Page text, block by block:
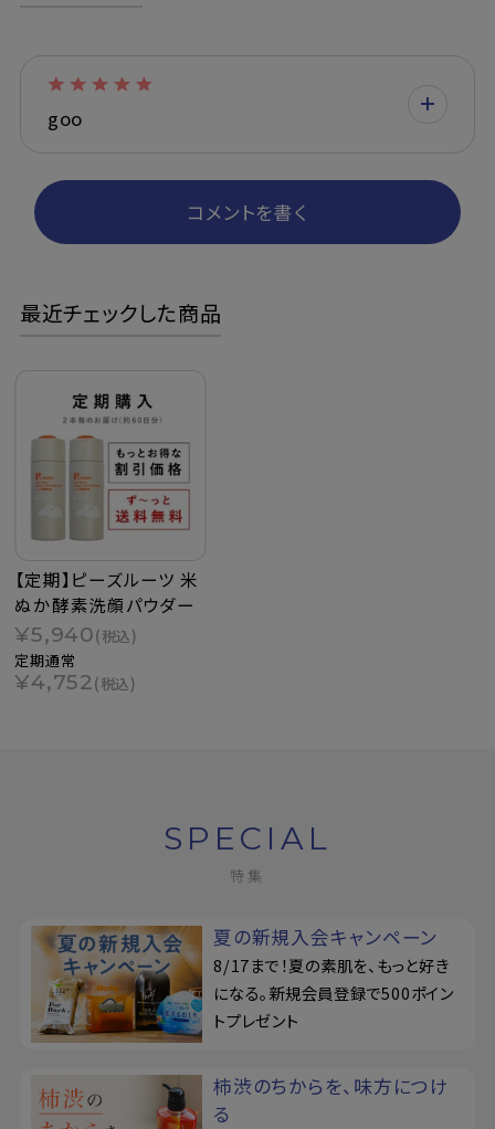
goo
コメントを書く
最近チェックした商品
【定期】ピーズルーツ 米
ぬか酵素洗顔パウダー
¥5,940(税込)
定期通常
¥4,752(税込)
SPECIAL
特集
夏の新規入会キャンペーン
8/17まで！夏の素肌を、もっと好き
になる。新規会員登録で500ポイン
トプレゼント
柿渋のちからを、味方につけ
る